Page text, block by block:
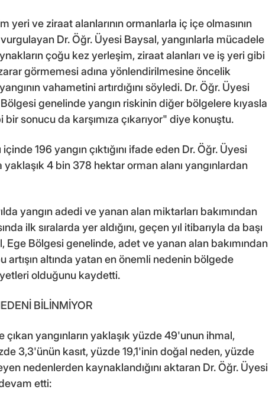
yeri ve ziraat alanlarının ormanlarla iç içe olmasının
vurgulayan Dr. Öğr. Üyesi Baysal, yangınlarla mücadele
çoğu kez yerleşim, ziraat alanları ve iş yeri gibi
görmemesi adına yönlendirilmesine öncelik
vahametini artırdığını söyledi. Dr. Öğr. Üyesi
genelinde yangın riskinin diğer bölgelere kıyasla
sonucu da karşımıza çıkarıyor" diye konuştu.
içinde 196 yangın çıktığını ifade eden Dr. Öğr. Üyesi
4 bin 378 hektar orman alanı yangınlardan
yangın adedi ve yanan alan miktarları bakımından
ilk sıralarda yer aldığını, geçen yıl itibarıyla da başı
Bölgesi genelinde, adet ve yanan alan bakımından
artışın altında yatan en önemli nedenin bölgede
olduğunu kaydetti.
BİLİNMİYOR
çıkan yangınların yaklaşık yüzde 49'unun ihmal,
3,3'ünün kasıt, yüzde 19,1'inin doğal neden, yüzde
nedenlerden kaynaklandığını aktaran Dr. Öğr. Üyesi
etti: